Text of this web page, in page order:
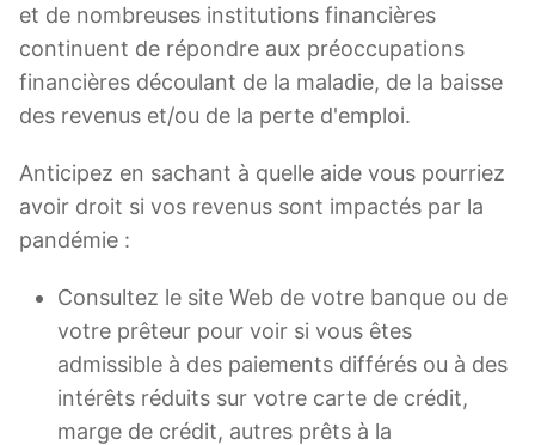
et de nombreuses institutions financières
continuent de répondre aux préoccupations
financières découlant de la maladie, de la baisse
des revenus et/ou de la perte d'emploi.
Anticipez en sachant à quelle aide vous pourriez
avoir droit si vos revenus sont impactés par la
pandémie :
Consultez le site Web de votre banque ou de
votre prêteur pour voir si vous êtes
admissible à des paiements différés ou à des
intérêts réduits sur votre carte de crédit,
marge de crédit, autres prêts à la